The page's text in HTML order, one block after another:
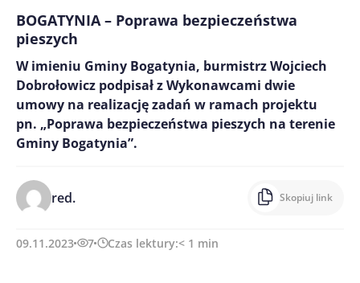
BOGATYNIA – Poprawa bezpieczeństwa
pieszych
W imieniu Gminy Bogatynia, burmistrz Wojciech
Dobrołowicz podpisał z Wykonawcami dwie
umowy na realizację zadań w ramach projektu
pn. „Poprawa bezpieczeństwa pieszych na terenie
Gminy Bogatynia”.
red. Skopiuj link
09.11.2023 7 Czas lektury:< 1 min